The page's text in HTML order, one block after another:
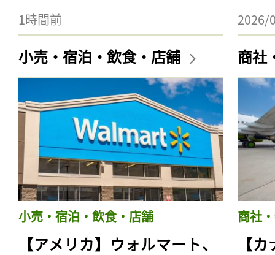
1時間前 2026/
小売・宿泊・飲食・店舗
小売・宿泊・飲食・店舗
【アメリカ】ウォルマート、
商社
商社
【